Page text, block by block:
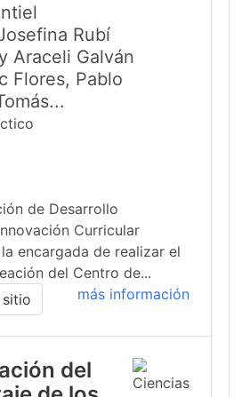
Rubí
Araceli Galván
Flores, Pablo
de Desarrollo
Curricular
encargada de realizar el
del Centro de...
más información
sitio
del